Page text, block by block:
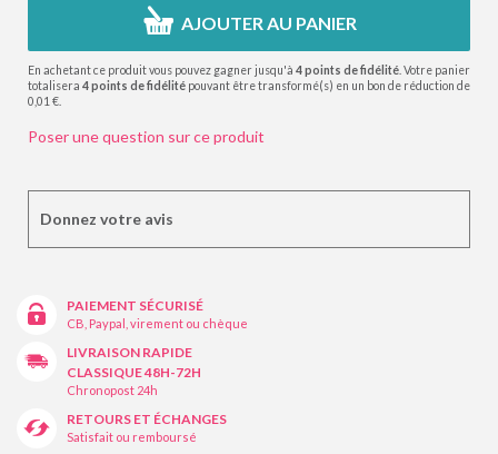
AJOUTER AU PANIER
En achetant ce produit vous pouvez gagner jusqu'à 4points de fidélité . Votre panier
totalisera 4points de fidélité pouvant être transformé(s) en un bon de réduction de
0,01 €
Poser une question sur ce produit
Donnez votre avis
PAIEMENT SÉCURISÉ
CB, Paypal, virement ou chèque
LIVRAISON RAPIDE
CLASSIQUE 48H-72H
Chronopost 24h
RETOURS ET ÉCHANGES
Satisfait ou remboursé